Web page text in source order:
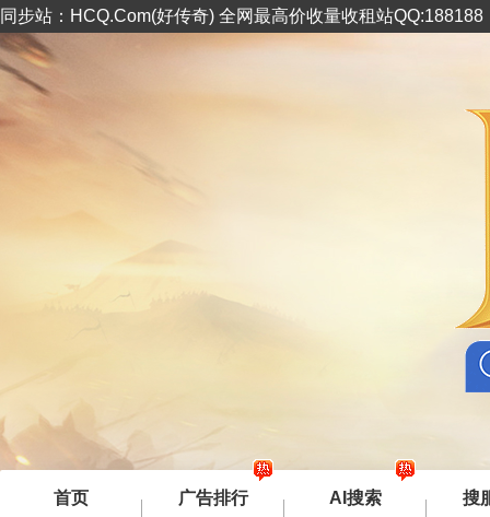
同步站：HCQ.Com(好传奇) 全网最高价收量收租站
首页 广告排行 AI搜索 搜